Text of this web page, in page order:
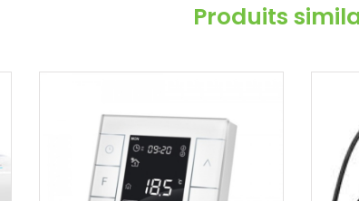
Produits